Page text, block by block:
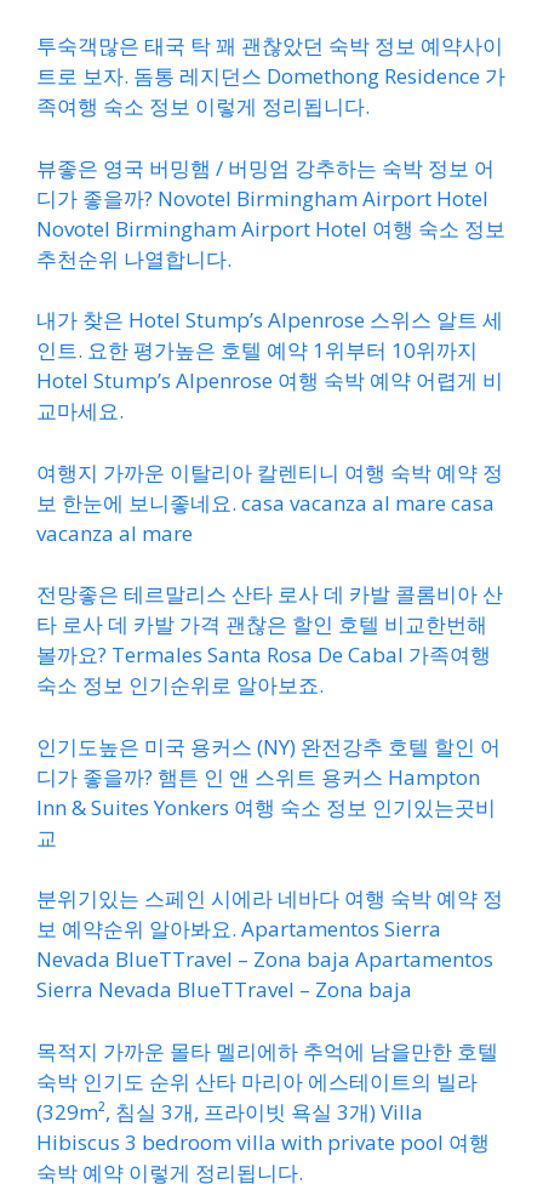
투숙객많은 태국 탁 꽤 괜찮았던 숙박 정보 예약사이
트로 보자. 돔통 레지던스 Domethong Residence 가
족여행 숙소 정보 이렇게 정리됩니다.
뷰좋은 영국 버밍햄 / 버밍엄 강추하는 숙박 정보 어
디가 좋을까? Novotel Birmingham Airport Hotel
Novotel Birmingham Airport Hotel 여행 숙소 정보
추천순위 나열합니다.
내가 찾은 Hotel Stump’s Alpenrose 스위스 알트 세
인트. 요한 평가높은 호텔 예약 1위부터 10위까지
Hotel Stump’s Alpenrose 여행 숙박 예약 어렵게 비
교마세요.
여행지 가까운 이탈리아 칼렌티니 여행 숙박 예약 정
보 한눈에 보니좋네요. casa vacanza al mare casa
vacanza al mare
전망좋은 테르말리스 산타 로사 데 카발 콜롬비아 산
타 로사 데 카발 가격 괜찮은 할인 호텔 비교한번해
볼까요? Termales Santa Rosa De Cabal 가족여행
숙소 정보 인기순위로 알아보죠.
인기도높은 미국 용커스 (NY) 완전강추 호텔 할인 어
디가 좋을까? 햄튼 인 앤 스위트 용커스 Hampton
Inn & Suites Yonkers 여행 숙소 정보 인기있는곳비
교
분위기있는 스페인 시에라 네바다 여행 숙박 예약 정
보 예약순위 알아봐요. Apartamentos Sierra
Nevada BlueTTravel – Zona baja Apartamentos
Sierra Nevada BlueTTravel – Zona baja
목적지 가까운 몰타 멜리에하 추억에 남을만한 호텔
숙박 인기도 순위 산타 마리아 에스테이트의 빌라
(329m², 침실 3개, 프라이빗 욕실 3개) Villa
Hibiscus 3 bedroom villa with private pool 여행
숙박 예약 이렇게 정리됩니다.